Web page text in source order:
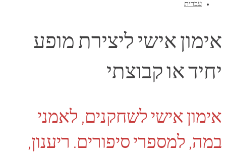
עברית
אימון אישי ליצירת מופע
יחיד או קבוצתי
אימון אישי לשחקנים, לאמני
במה, למספרי סיפורים. ריענון,